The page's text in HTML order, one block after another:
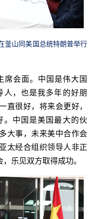
釜山同美国总统特朗普举行
席会面。中国是伟大国
人，也是我多年的好朋
直很好，将来会更好，
。中国是美国最大的伙
大事，未来美中合作会
太经合组织领导人非正
乐见双方取得成功。